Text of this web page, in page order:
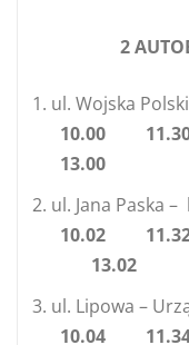
2
ul. Wojska
10.00
13.00
ul. Jana Paska
10.02
13.02
ul. Lipowa –
10.04